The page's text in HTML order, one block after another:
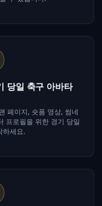
당일 축구 아바타
페이지, 숏폼 영상, 썸네
프로필을 위한 경기 당일
하세요.